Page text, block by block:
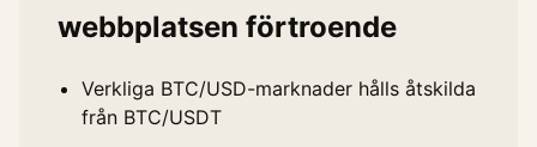
webbplatsen förtroende
Verkliga BTC/USD-marknader hålls åtskilda
från BTC/USDT